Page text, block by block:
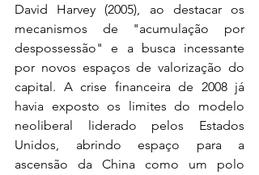
David Harvey (2005), ao destacar os
mecanismos de "acumulação por
despossessão" e a busca incessante
por novos espaços de valorização do
capital. A crise financeira de 2008 já
havia exposto os limites do modelo
neoliberal liderado pelos Estados
Unidos, abrindo espaço para a
ascensão da China como um polo